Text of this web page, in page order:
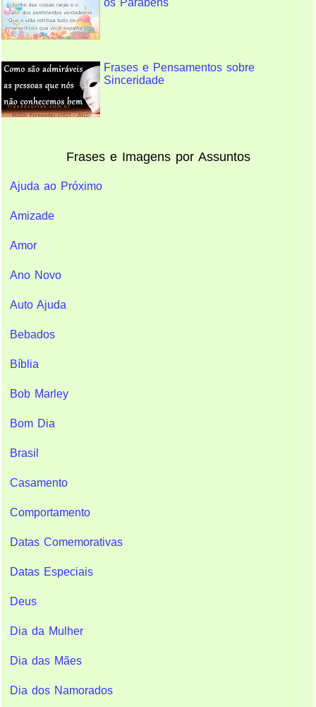
os Parabéns
Frases e Pensamentos sobre
Sinceridade
Frases e Imagens por Assuntos
Ajuda ao Próximo
Amizade
Amor
Ano Novo
Auto Ajuda
Bebados
Bíblia
Bob Marley
Bom Dia
Brasil
Casamento
Comportamento
Datas Comemorativas
Datas Especiais
Deus
Dia da Mulher
Dia das Mães
Dia dos Namorados